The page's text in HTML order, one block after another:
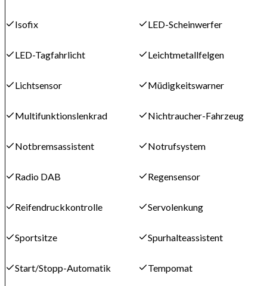
Isofix LED-Scheinwerfer
LED-Tagfahrlicht Leichtmetallfelgen
Lichtsensor Müdigkeitswarner
Multifunktionslenkrad Nichtraucher-Fahrzeug
Notbremsassistent Notrufsystem
Radio DAB Regensensor
Reifendruckkontrolle Servolenkung
Sportsitze Spurhalteassistent
Start/Stopp-Automatik Tempomat